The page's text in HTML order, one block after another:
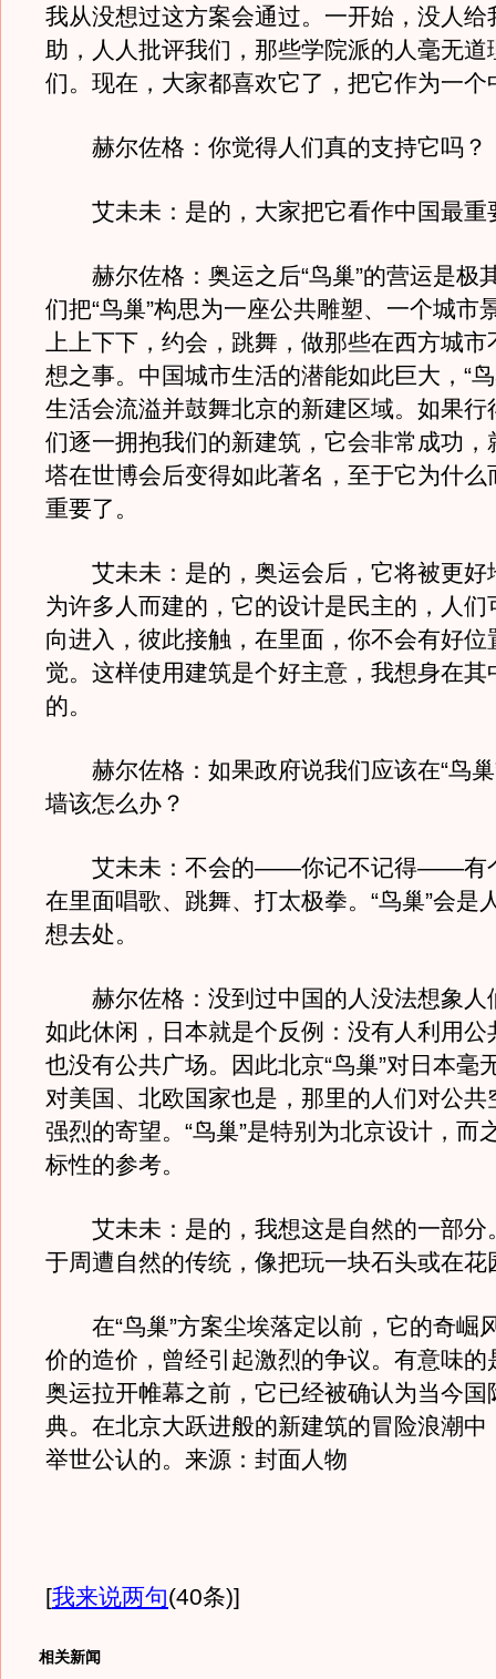
我从没想过这方案会通过。一开始，没人给
助，人人批评我们，那些学院派的人毫无道
们。现在，大家都喜欢它了，把它作为一个
赫尔佐格：你觉得人们真的支持它吗？
艾未未：是的，大家把它看作中国最重
赫尔佐格：奥运之后“鸟巢”的营运是极
们把“鸟巢”构思为一座公共雕塑、一个城市
上上下下，约会，跳舞，做那些在西方城市
想之事。中国城市生活的潜能如此巨大，“
生活会流溢并鼓舞北京的新建区域。如果行
们逐一拥抱我们的新建筑，它会非常成功，
塔在世博会后变得如此著名，至于它为什么
重要了。
艾未未：是的，奥运会后，它将被更好
为许多人而建的，它的设计是民主的，人们
向进入，彼此接触，在里面，你不会有好位
觉。这样使用建筑是个好主意，我想身在其
的。
赫尔佐格：如果政府说我们应该在“鸟巢
墙该怎么办？
艾未未：不会的——你记不记得——有
在里面唱歌、跳舞、打太极拳。“鸟巢”会是
想去处。
赫尔佐格：没到过中国的人没法想象人
如此休闲，日本就是个反例：没有人利用公
也没有公共广场。因此北京“鸟巢”对日本毫
对美国、北欧国家也是，那里的人们对公共
强烈的寄望。“鸟巢”是特别为北京设计，而
标性的参考。
艾未未：是的，我想这是自然的一部分
于周遭自然的传统，像把玩一块石头或在花
在“鸟巢”方案尘埃落定以前，它的奇崛
价的造价，曾经引起激烈的争议。有意味的
奥运拉开帷幕之前，它已经被确认为当今国
典。在北京大跃进般的新建筑的冒险浪潮中
举世公认的。来源：封面人物
[我来说两句(40条)]
相关新闻